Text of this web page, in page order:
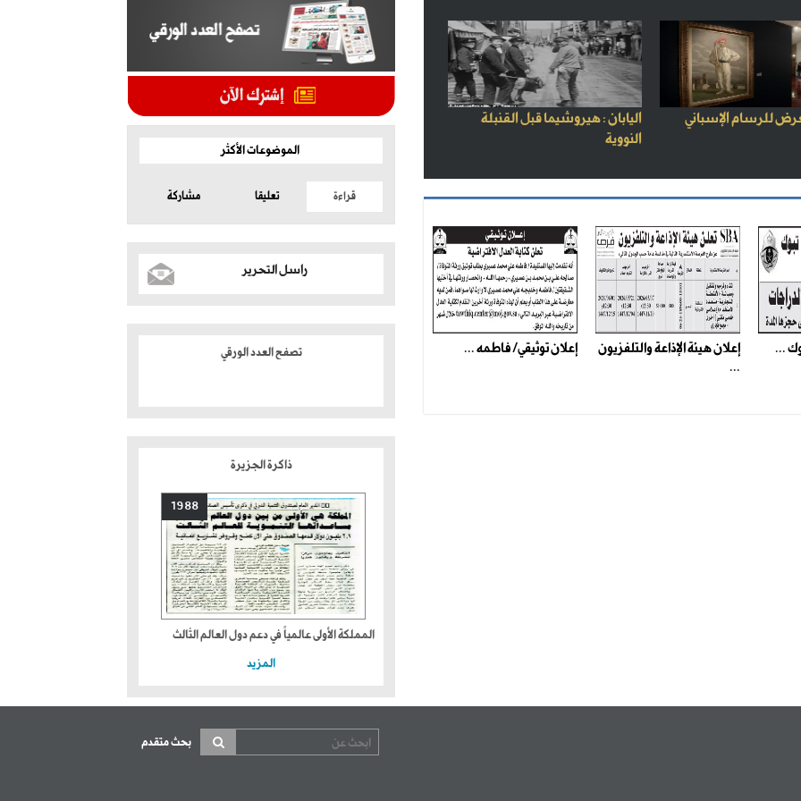
للرسام الإسباني
اليابان : هيروشيما قبل القنبلة
النووية
...
إعلان هيئة الإذاعة والتلفزيون
...
إعلان توثيقي/ فاطمه ...
الموضوعات الأكثر
قراءة تعليقا مشاركة
راسل التحرير
تصفح العدد الورقي
ذاكرة الجزيرة
1988
المملكة الأولى عالمياً في دعم دول العالم الثالث
المزيد
بحث متقدم